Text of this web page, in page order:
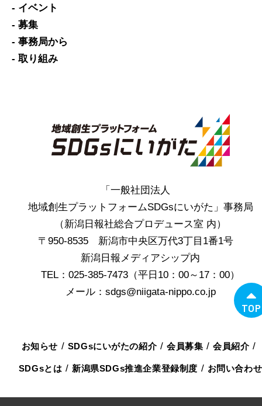
- イベント
- 募集
- 事務局から
- 取り組み
TOP
「一般社団法人
地域創生プラットフォームSDGsにいがた」事務局
（新潟日報社総合プロデュース室 内）
〒950-8535 新潟市中央区万代3丁目1番1号
新潟日報メディアシップ内
TEL：025-385-7473（平日10：00～17：00）
メール：sdgs@niigata-nippo.co.jp
お知らせ SDGsにいがたの紹介 会員募集 会員紹介
SDGsとは 新潟県SDGs推進企業登録制度 お問い合わせ